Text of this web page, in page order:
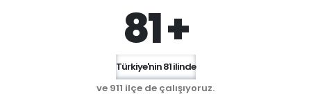
81 +
Türkiye'nin 81 ilinde
ve 911 ilçe de çalışıyoruz.